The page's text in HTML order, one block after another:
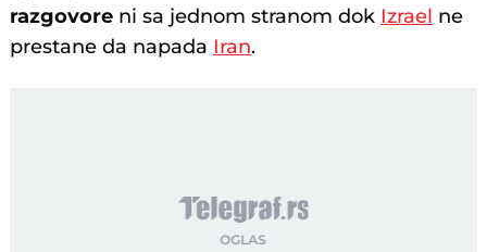
razgovore ni sa jednom stranom dok Izrael ne
prestane da napada Iran.